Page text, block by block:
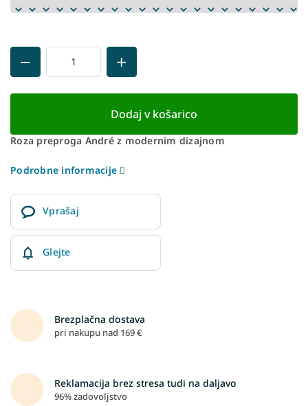
Dodaj v košarico
Roza preproga André z modernim dizajnom
Podrobne informacije
Vprašaj
Glejte
Brezplačna dostava
pri nakupu nad 169 €
Reklamacija brez stresa tudi na daljavo
96% zadovoljstvo